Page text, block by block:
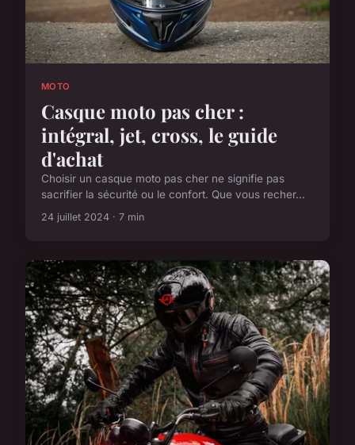
MOTO
Casque moto pas cher :
intégral, jet, cross, le guide
d'achat
Choisir un casque moto pas cher ne signifie pas
sacrifier la sécurité ou le confort. Que vous recher...
24 juillet 2024 · 7 min